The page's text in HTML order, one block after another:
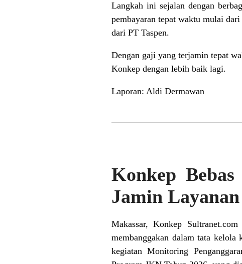
Langkah ini sejalan dengan
pembayaran tepat waktu mulai
dari PT Taspen.
Dengan gaji yang terjamin tepat
Konkep dengan lebih baik lagi.
Laporan: Aldi Dermawan
Konkep
Jamin
Makassar, Konkep
membanggakan dalam tata kelola
kegiatan Monitoring